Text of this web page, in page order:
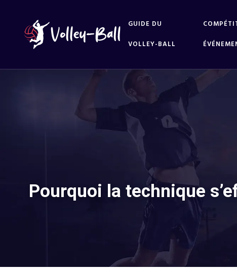
GUIDE DU
VOLLEY-BALL
Pourquoi la technique